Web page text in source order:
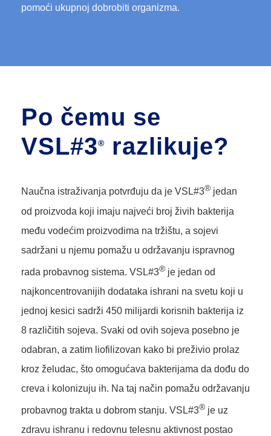
pomoći ukupnoj dobrobiti organizma.
Po čemu se
VSL#3® razlikuje?
Naučna istraživanja potvrđuju da je VSL#3® jedan
od proizvoda koji imaju najveći broj živih bakterija
među vodećim proizvodima na tržištu, a sojevi
sadržani u njemu pomažu u održavanju ispravnog
rada probavnog sistema. VSL#3® je jedan od
najkoncentrovanijih dodataka ishrani na svetu koji u
jednoj kesici sadrži 450 milijardi korisnih bakterija iz
8 različitih sojeva. Svaki od ovih sojeva posebno je
odabran, a zatim liofilizovan kako bi preživio prolaz
kroz želudac, što omogućava bakterijama da dođu do
creva i kolonizuju ih. Na taj način pomažu održavanju
probavnog trakta u dobrom stanju. VSL#3® je uz
zdravu ishranu i redovnu telesnu aktivnost postao